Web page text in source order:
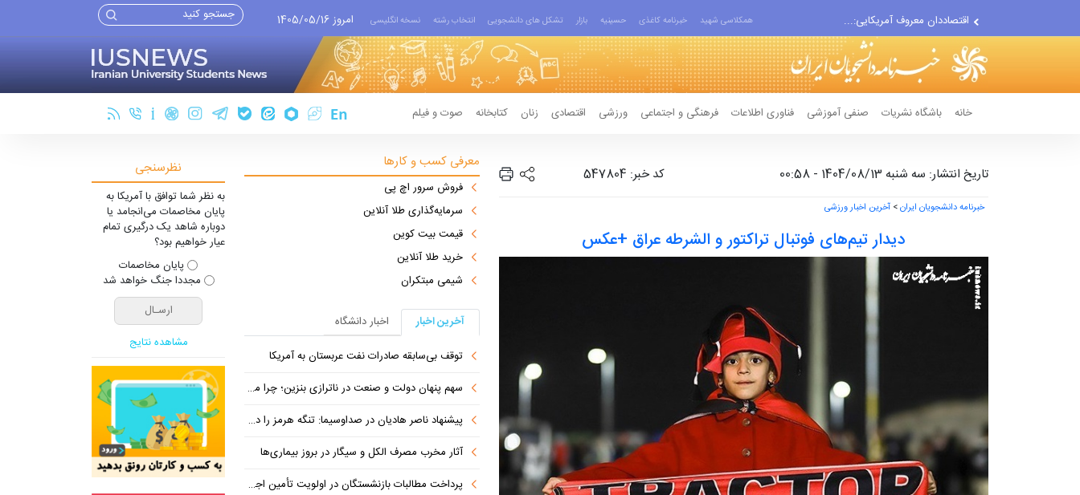
اقتصاددان معروف آمریکایی:...
انتشار اخبار جعلی توسط...
همکلاسی شهید خبرنامه کاغذی حسینیه بازار تشکل های دانشجویی انتخاب رشته نسخه انگلیسی امروز 1405/05/16
خانه باشگاه نشریات صنفی آموزشی فناوری اطلاعات فرهنگی و اجتماعی ورزشی اقتصادی زنان کتابخانه صوت و فیلم
تاریخ انتشار: سه شنبه 1404/08/13 - 00:58 کد خبر: 547804
خبرنامه دانشجویان ایران> آخرین اخبار ورزشی
دیدار تیم‌های فوتبال تراکتور و الشرطه عراق +عکس
معرفی کسب و کارها
فروش سرور اچ پی
سرمایه‌گذاری طلا آنلاین
قیمت بیت کوین
خرید طلا آنلاین
شیمی مبتکران
آخرین اخبار
اخبار دانشگاه
توقف بی‌سابقه صادرات نفت عربستان به آمریکا
سهم پنهان دولت و صنعت در ناترازی بنزین؛ چرا مردم مقصر اصلی نیستند؟
پیشنهاد ناصر هادیان در صداوسیما: تنگه هرمز را در ازای رفع تحریم معامله کنیم
آثار مخرب مصرف الکل و سیگار در بروز بیماری‌ها
پرداخت مطالبات بازنشستگان در اولویت تأمین اجتماعی؛ پیگیری برای تأمین منابع ادامه دارد
نظرسنجی
به نظر شما توافق با آمریکا به
پایان مخاصمات می‌انجامد یا
دوباره شاهد یک درگیری تمام
عیار خواهیم بود؟
پایان مخاصمات
مجددا جنگ خواهد شد
مشاهده نتایج